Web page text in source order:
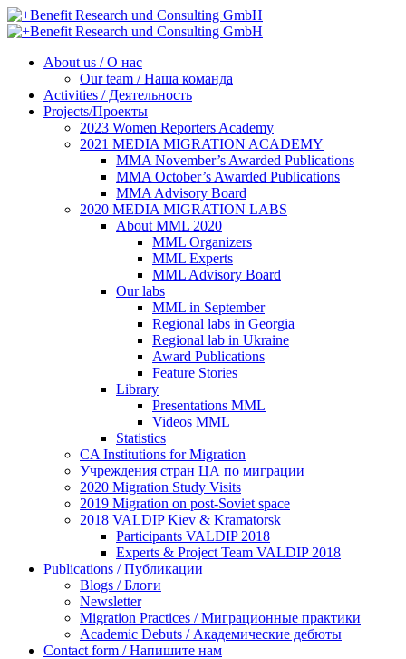
About us / О нас
Our team / Наша команда
Activities / Деятельность
Projects/Проекты
2023 Women Reporters Academy
2021 MEDIA MIGRATION ACADEMY
MMA November’s Awarded Publications
MMA October’s Awarded Publications
MMA Advisory Board
2020 MEDIA MIGRATION LABS
About MML 2020
MML Organizers
MML Experts
MML Advisory Board
Our labs
ММL in September
Regional labs in Georgia
Regional lab in Ukraine
Award Publications
Feature Stories
Library
Presentations MML
Videos MML
Statistics
CA Institutions for Migration
Учреждения стран ЦА по миграции
2020 Migration Study Visits
2019 Migration on post-Soviet space
2018 VALDIP Kiev & Kramatorsk
Participants VALDIP 2018
Experts & Project Team VALDIP 2018
Publications / Публикации
Blogs / Блоги
Newsletter
Migration Practices / Миграционные практики
Academic Debuts / Академические дебюты
Contact form / Напишите нам